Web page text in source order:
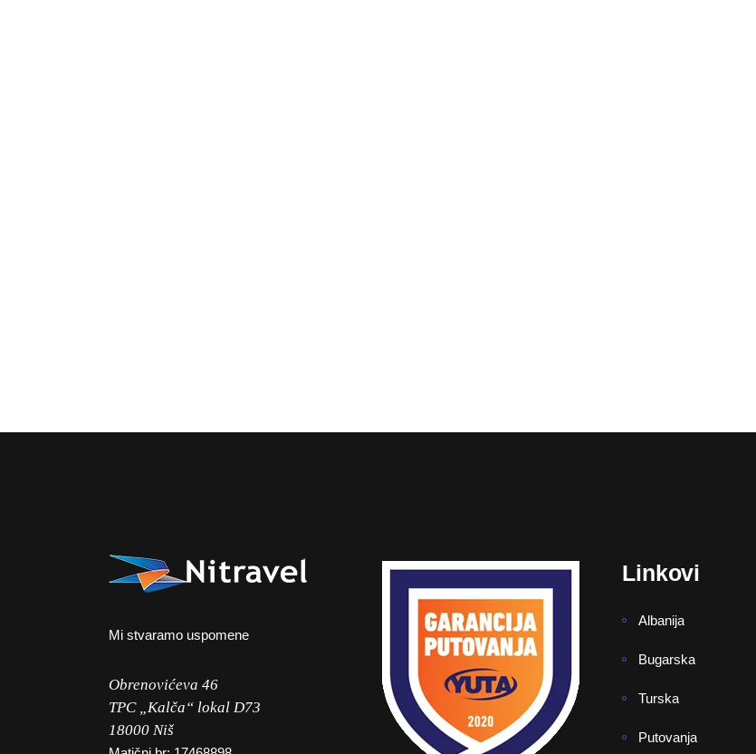
Mi stvaramo uspomene
Obrenovićeva 46
TPC „Kalča“ lokal D73
18000 Niš
Linkovi
Albanija
Bugarska
Turska
Putovanja